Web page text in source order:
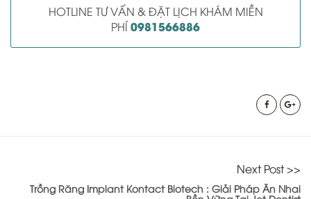
HOTLINE TƯ VẤN & ĐẶT LỊCH KHÁM MIỄN
PHÍ0981566886
Next Post >>
Trồng Răng Implant Kontact Biotech : Giải Pháp Ăn Nhai